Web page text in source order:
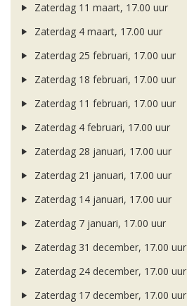
Zaterdag 11 maart, 17.00 uur
Zaterdag 4 maart, 17.00 uur
Zaterdag 25 februari, 17.00 uur
Zaterdag 18 februari, 17.00 uur
Zaterdag 11 februari, 17.00 uur
Zaterdag 4 februari, 17.00 uur
Zaterdag 28 januari, 17.00 uur
Zaterdag 21 januari, 17.00 uur
Zaterdag 14 januari, 17.00 uur
Zaterdag 7 januari, 17.00 uur
Zaterdag 31 december, 17.00 uur
Zaterdag 24 december, 17.00 uur
Zaterdag 17 december, 17.00 uur